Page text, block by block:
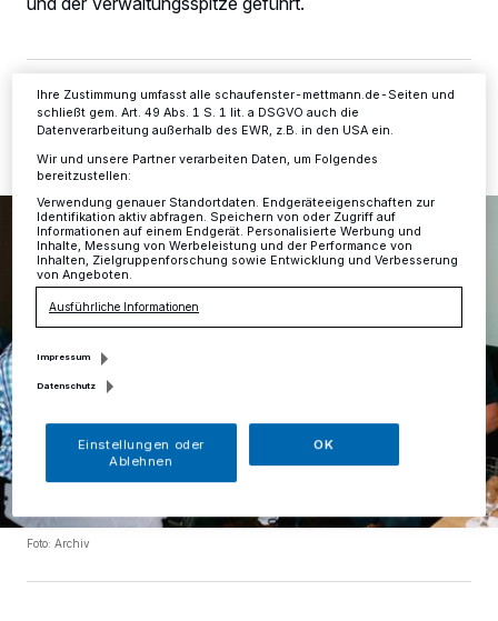
31.10.2018 , 10:03 Uhr 2 Minuten Lesezeit
Foto: Archiv
ändern oder Ihre Einwilligung zu widerrufen, indem Sie auf den Link
Ihre Zustimmung umfasst alle schaufenster-mettmann.de-Seiten und
schließt gem. Art. 49 Abs. 1 S. 1 lit. a DSGVO auch die
Datenverarbeitung außerhalb des EWR, z.B. in den USA ein.
Wir und unsere Partner verarbeiten Daten, um Folgendes
bereitzustellen:
Verwendung genauer Standortdaten. Endgeräteeigenschaften zur
Identifikation aktiv abfragen. Speichern von oder Zugriff auf
Informationen auf einem Endgerät. Personalisierte Werbung und
Inhalte, Messung von Werbeleistung und der Performance von
Inhalten, Zielgruppenforschung sowie Entwicklung und Verbesserung
von Angeboten.
Ausführliche Informationen
Impressum
Datenschutz
Einstellungen oder
Ablehnen
OK